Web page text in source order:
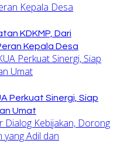
KDKMP, Dari
Kepala Desa
Perkuat Sinergi, Siap
Umat